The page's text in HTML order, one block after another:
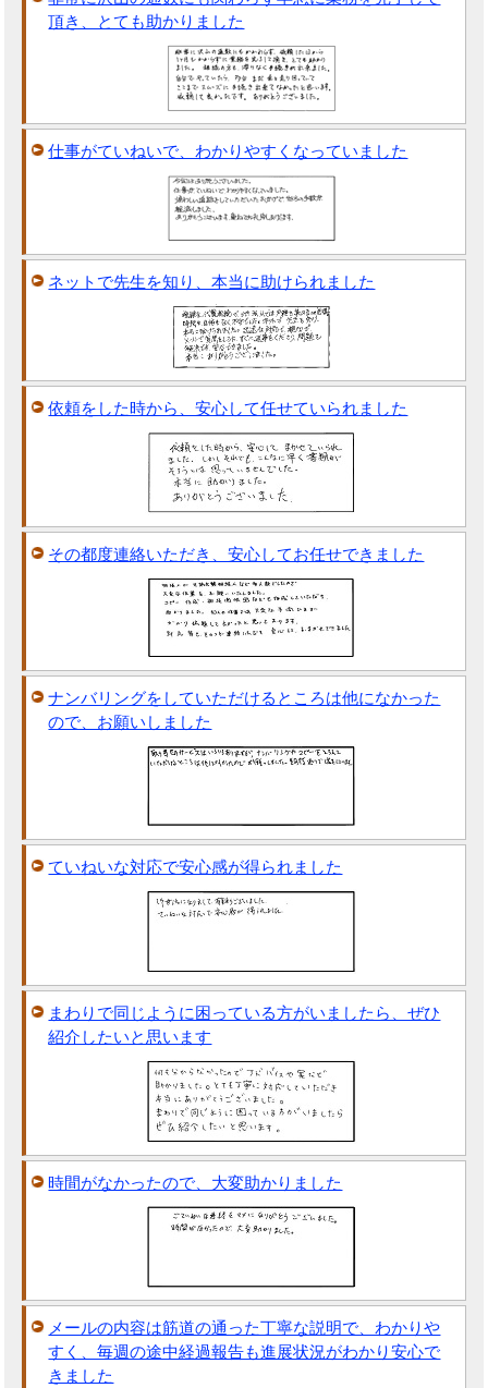
頂き、とても助かりました
仕事がていねいで、わかりやすくなっていました
ネットで先生を知り、本当に助けられました
依頼をした時から、安心して任せていられました
その都度連絡いただき、安心してお任せできました
ナンバリングをしていただけるところは他になかった
ので、お願いしました
ていねいな対応で安心感が得られました
まわりで同じように困っている方がいましたら、ぜひ
紹介したいと思います
時間がなかったので、大変助かりました
メールの内容は筋道の通った丁寧な説明で、わかりや
すく、毎週の途中経過報告も進展状況がわかり安心で
きました